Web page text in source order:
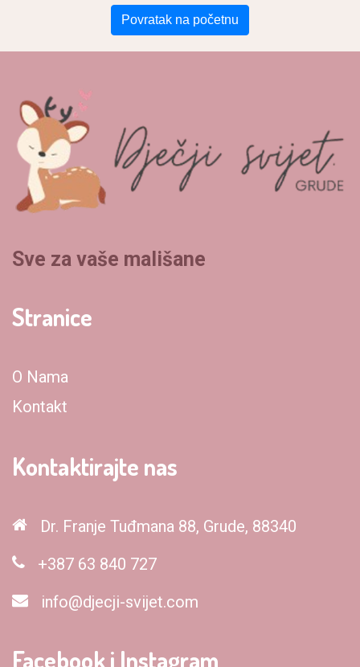
Povratak na početnu
Sve za vaše mališane
Stranice
O Nama
Kontakt
Kontaktirajte nas
Dr. Franje Tuđmana 88, Grude, 88340
+387 63 840 727
info@djecji-svijet.com
Facebook i Instagram